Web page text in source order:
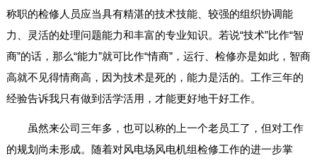
称职的检修人员应当具有精湛的技术技能、较强的组织协调能
力、灵活的处理问题能力和丰富的专业知识。若说“技术”比作“智
商”的话，那么“能力”就可比作“情商”，运行、检修亦是如此，智商
高就不见得情商高，因为技术是死的，能力是活的。工作三年的
经验告诉我只有做到活学活用，才能更好地干好工作。
虽然来公司三年多，也可以称的上一个老员工了，但对工作
的规划尚未形成。随着对风电场风电机组检修工作的进一步掌